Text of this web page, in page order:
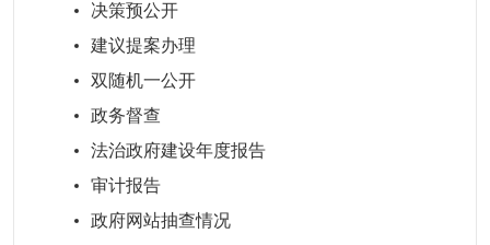
决策预公开
建议提案办理
双随机一公开
政务督查
法治政府建设年度报告
审计报告
政府网站抽查情况